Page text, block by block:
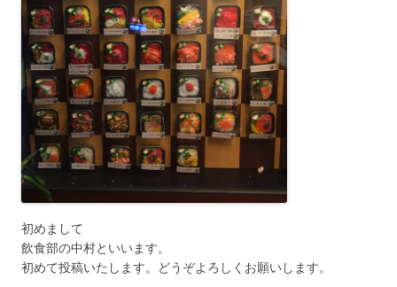
初めまして
飲食部の中村といいます。
初めて投稿いたします。どうぞよろしくお願いします。